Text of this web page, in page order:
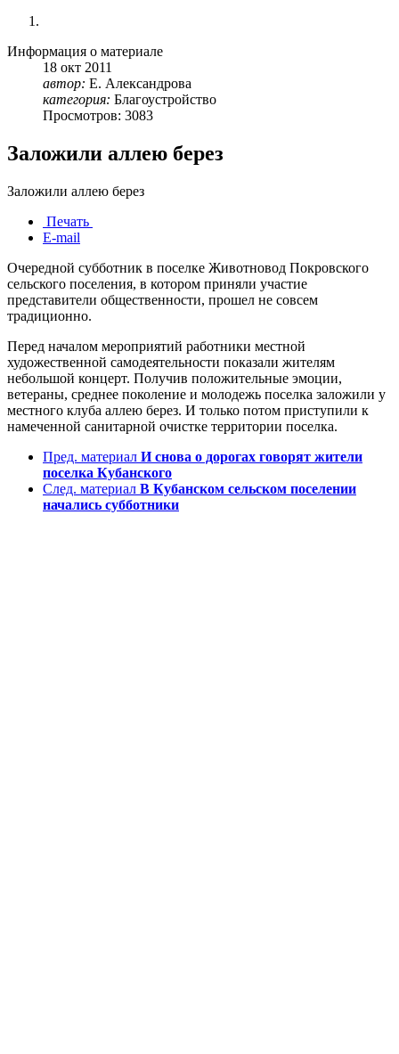
Информация о материале
18 окт 2011
автор: Е. Александрова
категория: Благоустройство
Просмотров: 3083
Заложили аллею берез
Заложили аллею берез
Печать
E-mail
Очередной субботник в поселке Животновод Покровского
сельского поселения, в котором приняли участие
представители общественности, прошел не совсем
традиционно.
Перед началом мероприятий работники местной
художественной самодеятельности показали жителям
небольшой концерт. Получив положительные эмоции,
ветераны, среднее поколение и молодежь поселка заложили у
местного клуба аллею берез. И только потом приступили к
намеченной санитарной очистке территории поселка.
Пред. материал И снова о дорогах говорят жители
поселка Кубанского
След. материал В Кубанском сельском поселении
начались субботники